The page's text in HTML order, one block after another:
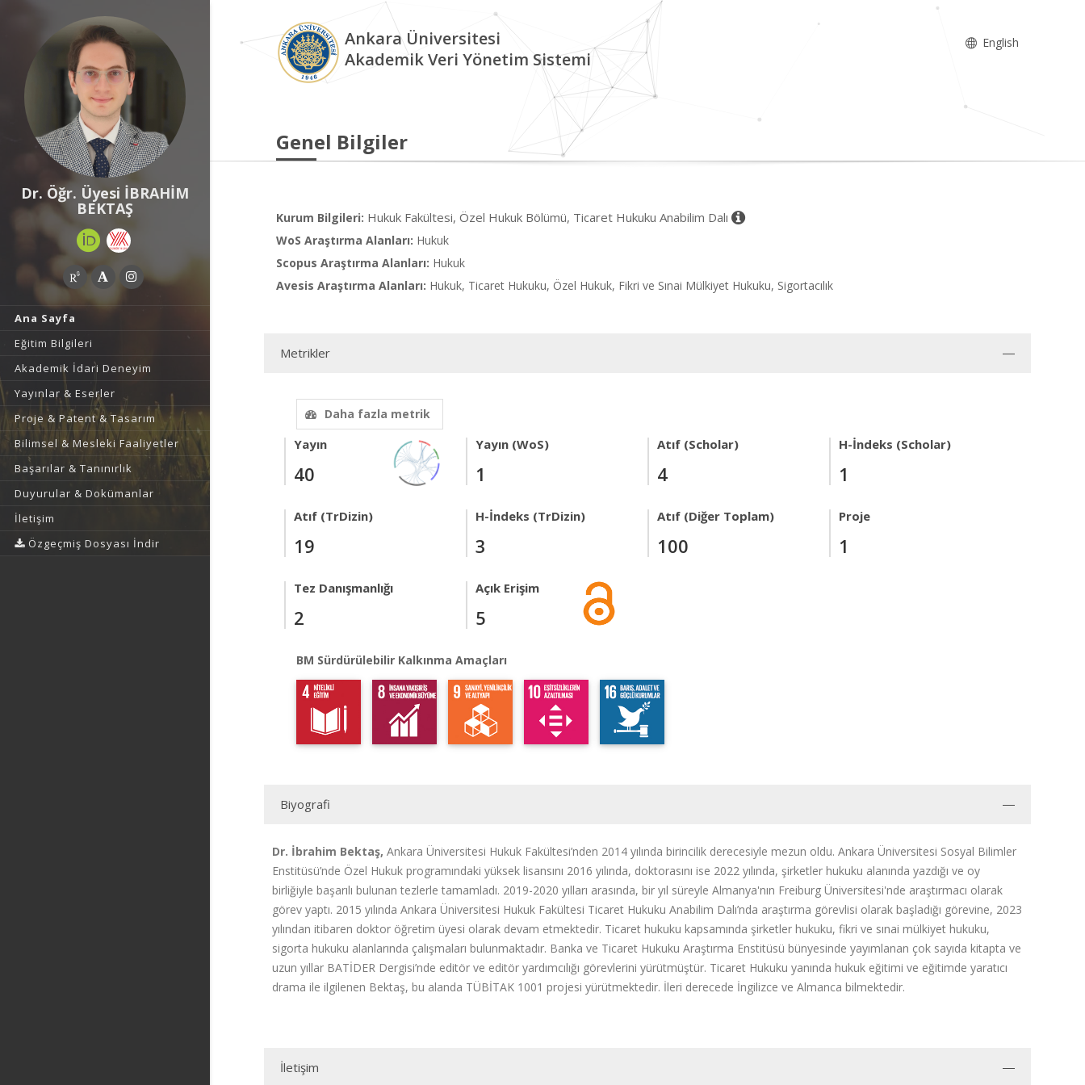
Dr. Öğr. Üyesi İBRAHİM
BEKTAŞ
Ana Sayfa
Eğitim Bilgileri
Akademik İdari Deneyim
Yayınlar & Eserler
Proje & Patent & Tasarım
Bilimsel & Mesleki Faaliyetler
Başarılar & Tanınırlık
Duyurular & Dokümanlar
İletişim
Özgeçmiş Dosyası İndir
Ankara Üniversitesi
Akademik Veri Yönetim Sistemi
English
Genel Bilgiler
Kurum Bilgileri: Hukuk Fakültesi, Özel Hukuk Bölümü, Ticaret Hukuku Anabilim Dalı
WoS Araştırma Alanları: Hukuk
Scopus Araştırma Alanları: Hukuk
Avesis Araştırma Alanları: Hukuk, Ticaret Hukuku, Özel Hukuk, Fikri ve Sınai Mülkiyet Hukuku, Sigortacılık
Metrikler
Daha fazla metrik
Yayın
40
Yayın (WoS)
1
Atıf (Scholar)
4
H-İndeks (Scholar)
1
Atıf (TrDizin)
19
H-İndeks (TrDizin)
3
Atıf (Diğer Toplam)
100
Proje
1
Tez Danışmanlığı
2
Açık Erişim
5
BM Sürdürülebilir Kalkınma Amaçları
Biyografi
Dr. İbrahim Bektaş, Ankara Üniversitesi Hukuk Fakültesi’nden 2014 yılında birincilik derecesiyle mezun oldu. Ankara Üniversitesi Sosyal Bilimler
Enstitüsü’nde Özel Hukuk programındaki yüksek lisansını 2016 yılında, doktorasını ise 2022 yılında, şirketler hukuku alanında yazdığı ve oy
birliğiyle başarılı bulunan tezlerle tamamladı. 2019-2020 yılları arasında, bir yıl süreyle Almanya'nın Freiburg Üniversitesi'nde araştırmacı olarak
görev yaptı. 2015 yılında Ankara Üniversitesi Hukuk Fakültesi Ticaret Hukuku Anabilim Dalı’nda araştırma görevlisi olarak başladığı görevine, 2023
yılından itibaren doktor öğretim üyesi olarak devam etmektedir. Ticaret hukuku kapsamında şirketler hukuku, fikri ve sınai mülkiyet hukuku,
sigorta hukuku alanlarında çalışmaları bulunmaktadır. Banka ve Ticaret Hukuku Araştırma Enstitüsü bünyesinde yayımlanan çok sayıda kitapta ve
uzun yıllar BATİDER Dergisi’nde editör ve editör yardımcılığı görevlerini yürütmüştür. Ticaret Hukuku yanında hukuk eğitimi ve eğitimde yaratıcı
drama ile ilgilenen Bektaş, bu alanda TÜBİTAK 1001 projesi yürütmektedir. İleri derecede İngilizce ve Almanca bilmektedir.
İletişim